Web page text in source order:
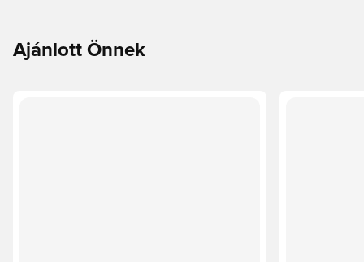
Ajánlott Önnek